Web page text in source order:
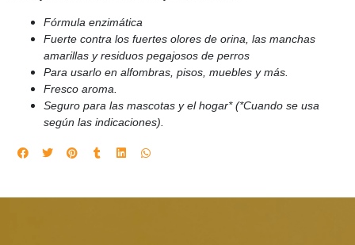
Fórmula enzimática
Fuerte contra los fuertes olores de orina, las manchas
amarillas y residuos pegajosos de perros
Para usarlo en alfombras, pisos, muebles y más.
Fresco aroma.
Seguro para las mascotas y el hogar* (*Cuando se usa
según las indicaciones).